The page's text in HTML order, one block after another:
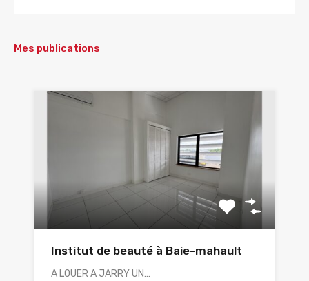
Mes publications
Institut de beauté à Baie-mahault
A LOUER A JARRY UN…